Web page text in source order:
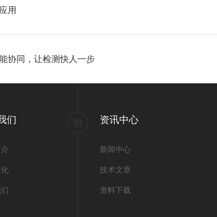
用
协同，让检测快人一步
们 资讯中心
新闻中心
技术文章
资料下载